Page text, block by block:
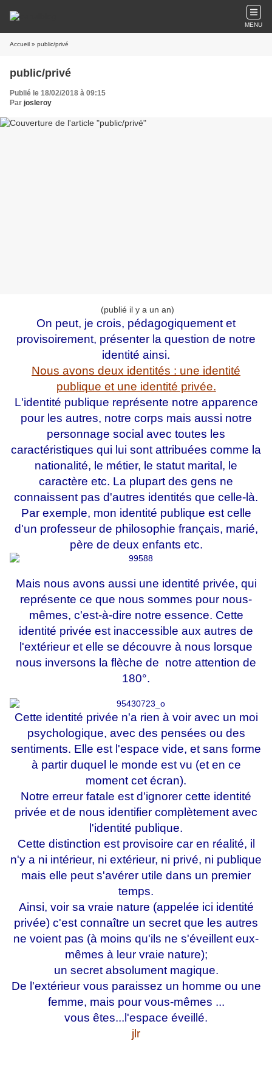
MENU
Accueil » public/privé
public/privé
Publié le 18/02/2018 à 09:15
Par josleroy
(publié il y a un an)
On peut, je crois, pédagogiquement et
provisoirement, présenter la question de notre
identité ainsi.
Nous avons deux identités : une identité
publique et une identité privée.
L'identité publique représente notre apparence
pour les autres, notre corps mais aussi notre
personnage social avec toutes les
caractéristiques qui lui sont attribuées comme la
nationalité, le métier, le statut marital, le
caractère etc. La plupart des gens ne
connaissent pas d'autres identités que celle-là.
Par exemple, mon identité publique est celle
d'un professeur de philosophie français, marié,
père de deux enfants etc.
Mais nous avons aussi une identité privée, qui
représente ce que nous sommes pour nous-
mêmes, c'est-à-dire notre essence. Cette
identité privée est inaccessible aux autres de
l'extérieur et elle se découvre à nous lorsque
nous inversons la flèche de notre attention de
180°.
Cette identité privée n'a rien à voir avec un moi
psychologique, avec des pensées ou des
sentiments. Elle est l'espace vide, et sans forme
à partir duquel le monde est vu (et en ce
moment cet écran).
Notre erreur fatale est d'ignorer cette identité
privée et de nous identifier complètement avec
l'identité publique.
Cette distinction est provisoire car en réalité, il
n'y a ni intérieur, ni extérieur, ni privé, ni publique
mais elle peut s'avérer utile dans un premier
temps.
Ainsi, voir sa vraie nature (appelée ici identité
privée) c'est connaître un secret que les autres
ne voient pas (à moins qu'ils ne s'éveillent eux-
mêmes à leur vraie nature);
un secret absolument magique.
De l'extérieur vous paraissez un homme ou une
femme, mais pour vous-mêmes ...
vous êtes...l'espace éveillé.
jlr